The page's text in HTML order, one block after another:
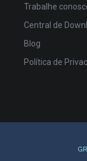
Trabalhe
Central de
Blog
Política de